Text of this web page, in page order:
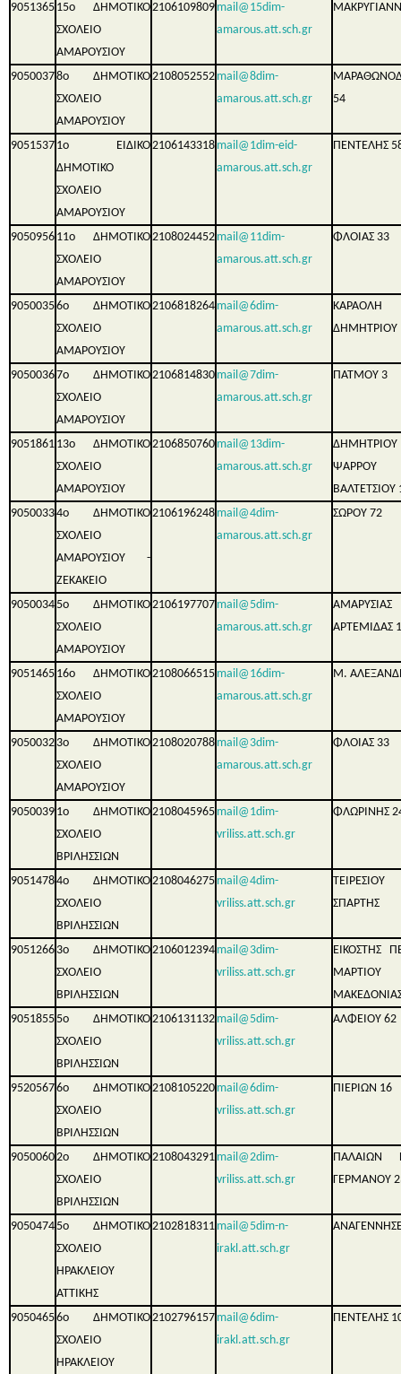
9051365 15ο ΔΗΜΟΤΙΚΟ
ΣΧΟΛΕΙΟ
ΑΜΑΡΟΥΣΙΟΥ
2106109809 mail@15dim-
amarous.att.sch.gr
90500378ο ΔΗΜΟΤΙΚΟ
ΣΧΟΛΕΙΟ
ΑΜΑΡΟΥΣΙΟΥ
2108052552 mail@8dim-
amarous.att.sch.gr
54
9051537 1ο ΕΙΔΙΚΟ
ΔΗΜΟΤΙΚΟ
ΣΧΟΛΕΙΟ
ΑΜΑΡΟΥΣΙΟΥ
2106143318 mail@1dim-eid-
amarous.att.sch.gr
ΠΕΝΤΕΛΗΣ
9050956 11ο ΔΗΜΟΤΙΚΟ
ΣΧΟΛΕΙΟ
ΑΜΑΡΟΥΣΙΟΥ
2108024452 mail@11dim-
amarous.att.sch.gr
ΦΛΟΙΑΣ 33
90500356ο ΔΗΜΟΤΙΚΟ
ΣΧΟΛΕΙΟ
ΑΜΑΡΟΥΣΙΟΥ
2106818264 mail@6dim-
amarous.att.sch.gr
ΔΗΜΗΤΡΙΟΥ
90500367ο ΔΗΜΟΤΙΚΟ
ΣΧΟΛΕΙΟ
ΑΜΑΡΟΥΣΙΟΥ
2106814830 mail@7dim-
amarous.att.sch.gr
ΠΑΤΜΟΥ 3
9051861 13ο ΔΗΜΟΤΙΚΟ
ΣΧΟΛΕΙΟ
ΑΜΑΡΟΥΣΙΟΥ
2106850760 mail@13dim-
amarous.att.sch.gr
ΔΗΜΗΤΡΙΟΥ
ΒΑΛΤΕΤΣΙΟΥ
90500334ο ΔΗΜΟΤΙΚΟ
ΣΧΟΛΕΙΟ
ΑΜΑΡΟΥΣΙΟΥ -
ΖΕΚΑΚΕΙΟ
2106196248 mail@4dim-
amarous.att.sch.gr
ΣΩΡΟΥ 72
9050034 5ο ΔΗΜΟΤΙΚΟ
ΣΧΟΛΕΙΟ
ΑΜΑΡΟΥΣΙΟΥ
2106197707 mail@5dim-
amarous.att.sch.gr
ΑΜΑΡΥΣΙΑΣ
ΑΡΤΕΜΙΔΑΣ
9051465 16ο ΔΗΜΟΤΙΚΟ
ΣΧΟΛΕΙΟ
ΑΜΑΡΟΥΣΙΟΥ
2108066515 mail@16dim-
amarous.att.sch.gr
Μ.
9050032 3ο ΔΗΜΟΤΙΚΟ
ΣΧΟΛΕΙΟ
ΑΜΑΡΟΥΣΙΟΥ
2108020788 mail@3dim-
amarous.att.sch.gr
ΦΛΟΙΑΣ 33
9050039 1ο ΔΗΜΟΤΙΚΟ
ΣΧΟΛΕΙΟ
ΒΡΙΛΗΣΣΙΩΝ
2108045965 mail@1dim-
vriliss.att.sch.gr
ΦΛΩΡΙΝΗΣ
90514784ο ΔΗΜΟΤΙΚΟ
ΣΧΟΛΕΙΟ
ΒΡΙΛΗΣΣΙΩΝ
2108046275 mail@4dim-
vriliss.att.sch.gr
ΣΠΑΡΤΗΣ
9051266 3ο ΔΗΜΟΤΙΚΟ
ΣΧΟΛΕΙΟ
ΒΡΙΛΗΣΣΙΩΝ
2106012394 mail@3dim-
vriliss.att.sch.gr
ΕΙΚΟΣΤΗΣ
9051855 5ο ΔΗΜΟΤΙΚΟ
ΣΧΟΛΕΙΟ
ΒΡΙΛΗΣΣΙΩΝ
2106131132 mail@5dim-
vriliss.att.sch.gr
ΑΛΦΕΙΟΥ 62
95205676ο ΔΗΜΟΤΙΚΟ
ΣΧΟΛΕΙΟ
ΒΡΙΛΗΣΣΙΩΝ
2108105220 mail@6dim-
vriliss.att.sch.gr
ΠΙΕΡΙΩΝ 16
90500602ο ΔΗΜΟΤΙΚΟ
ΣΧΟΛΕΙΟ
ΒΡΙΛΗΣΣΙΩΝ
2108043291 mail@2dim-
vriliss.att.sch.gr
ΠΑΛΑΙΩΝ
ΓΕΡΜΑΝΟΥ
9050474 5ο ΔΗΜΟΤΙΚΟ
ΣΧΟΛΕΙΟ
ΗΡΑΚΛΕΙΟΥ
ΑΤΤΙΚΗΣ
2102818311 mail@5dim-n-
irakl.att.sch.gr
90504656ο ΔΗΜΟΤΙΚΟ
ΣΧΟΛΕΙΟ
ΗΡΑΚΛΕΙΟΥ
2102796157 mail@6dim-
irakl.att.sch.gr
ΠΕΝΤΕΛΗΣ